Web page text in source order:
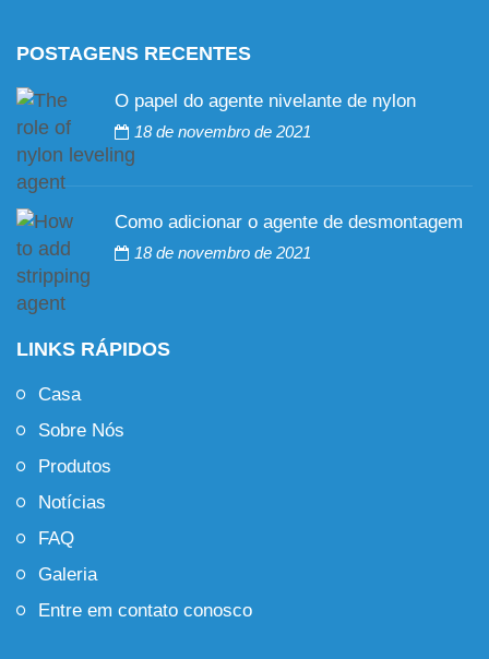
POSTAGENS RECENTES
O papel do agente nivelante de nylon
18 de novembro de 2021
Como adicionar o agente de desmontagem
18 de novembro de 2021
LINKS RÁPIDOS
Casa
Sobre Nós
Produtos
Notícias
FAQ
Galeria
Entre em contato conosco